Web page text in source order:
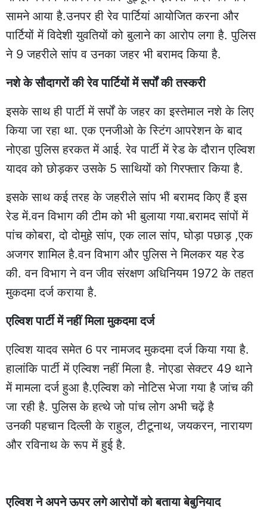
सामने आया है.उनपर ही रेव पार्टियां आयोजित करना और
पार्टियों में विदेशी युवतियों को बुलाने का आरोप लगा है. पुलिस
ने 9 जहरीले सांप व उनका जहर भी बरामद किया है.
नशे के सौदागरों की रेव पार्टियों में सर्पों की तस्करी
इसके साथ ही पार्टी में सर्पों के जहर का इस्तेमाल नशे के लिए
किया जा रहा था. एक एनजीओ के स्टिंग आपरेशन के बाद
नोएडा पुलिस हरकत में आई. रेव पार्टी में रेड के दौरान एल्विश
यादव को छोड़कर उसके 5 साथियों को गिरफ्तार किया है.
इसके साथ कई तरह के जहरीले सांप भी बरामद किए हैं इस
रेड में.वन विभाग की टीम को भी बुलाया गया.बरामद सांपों में
पांच कोबरा, दो दोमुहे सांप, एक लाल सांप, घोड़ा पछाड़ ,एक
अजगर शामिल है.वन विभाग और पुलिस ने मिलकर यह रेड
की. वन विभाग ने वन जीव संरक्षण अधिनियम 1972 के तहत
मुकदमा दर्ज कराया है.
एल्विश पार्टी में नहीं मिला मुकदमा दर्ज
एल्विश यादव समेत 6 पर नामजद मुकदमा दर्ज किया गया है.
हालांकि पार्टी में एल्विश नहीं मिला है. नोएडा सेक्टर 49 थाने
में मामला दर्ज हुआ है.एल्विश को नोटिस भेजा गया है जांच की
जा रही है. पुलिस के हत्थे जो पांच लोग अभी चढ़ें है
उनकी पहचान दिल्ली के राहुल, टीटूनाथ, जयकरन, नारायण
और रविनाथ के रूप में हुई है.
एल्विश ने अपने ऊपर लगे आरोपों को बताया बेबुनियाद